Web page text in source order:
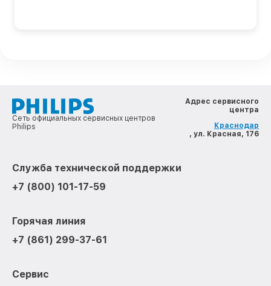
Сеть официальных сервисных центров
Philips
Адрес сервисного
центра
Краснодар
, ул. Красная, 176
Служба технической поддержки
+7 (800) 101-17-59
Горячая линия
+7 (861) 299-37-61
Сервис